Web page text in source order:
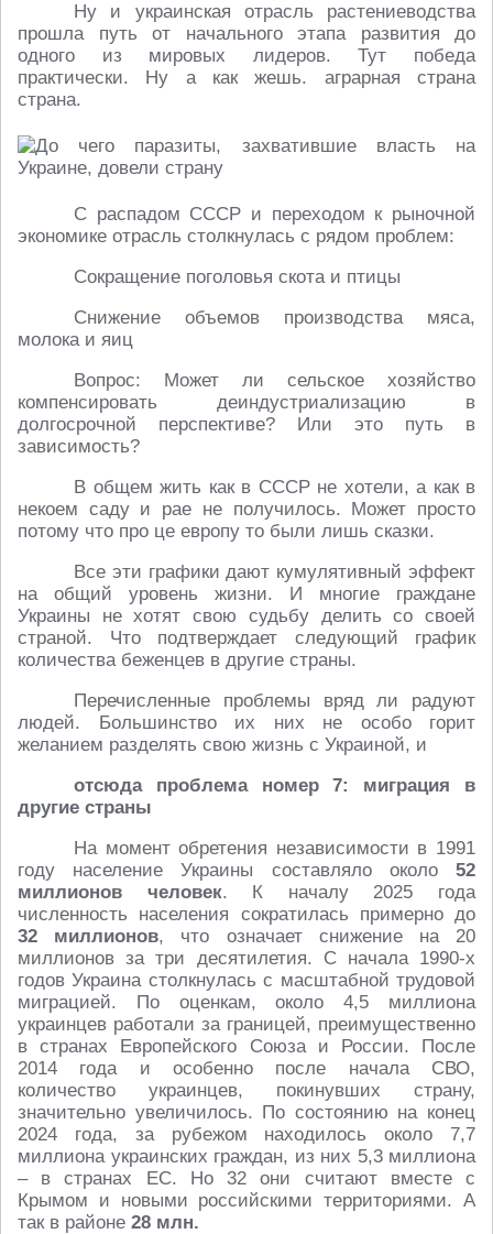
Ну и украинская отрасль растениеводства
прошла путь от начального этапа развития до
одного из мировых лидеров. Тут победа
практически. Ну а как жешь. аграрная страна
страна.
С распадом СССР и переходом к рыночной
экономике отрасль столкнулась с рядом проблем:
Сокращение поголовья скота и птицы
Снижение объемов производства мяса,
молока и яиц
Вопрос: Может ли сельское хозяйство
компенсировать деиндустриализацию в
долгосрочной перспективе? Или это путь в
зависимость?
В общем жить как в СССР не хотели, а как в
некоем саду и рае не получилось. Может просто
потому что про це европу то были лишь сказки.
Все эти графики дают кумулятивный эффект
на общий уровень жизни. И многие граждане
Украины не хотят свою судьбу делить со своей
страной. Что подтверждает следующий график
количества беженцев в другие страны.
Перечисленные проблемы вряд ли радуют
людей. Большинство их них не особо горит
желанием разделять свою жизнь с Украиной, и
отсюда проблема номер 7: миграция в
другие страны
На момент обретения независимости в 1991
году население Украины составляло около52
миллионов человек. К началу 2025 года
численность населения сократилась примерно до
32 миллионов, что означает снижение на 20
миллионов за три десятилетия. С начала 1990-х
годов Украина столкнулась с масштабной трудовой
миграцией. По оценкам, около 4,5 миллиона
украинцев работали за границей, преимущественно
в странах Европейского Союза и России. После
2014 года и особенно после начала СВО,
количество украинцев, покинувших страну,
значительно увеличилось. По состоянию на конец
2024 года, за рубежом находилось около 7,7
миллиона украинских граждан, из них 5,3 миллиона
– в странах ЕС. Но 32 они считают вместе с
Крымом и новыми российскими территориями. А
так в районе 28 млн.